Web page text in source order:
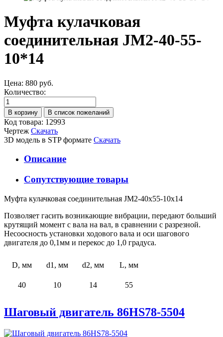
Муфта кулачковая
соединительная JM2-40-55-
10*14
Цена: 880 руб.
Количество:
Код товара: 12993
Чертеж Скачать
3D модель в STP формате Скачать
Описание
Сопутствующие товары
Муфта кулачковая соединительная JM2-40x55-10x14
Позволяет гасить возникающие вибрации, передают больший
крутящий момент с вала на вал, в сравнении с разрезной.
Несоосность установки ходового вала и оси шагового
двигателя до 0,1мм и перекос до 1,0 градуса.
D, мм d1, мм d2, мм L, мм
40 10 14 55
Шаговый двигатель 86HS78-5504